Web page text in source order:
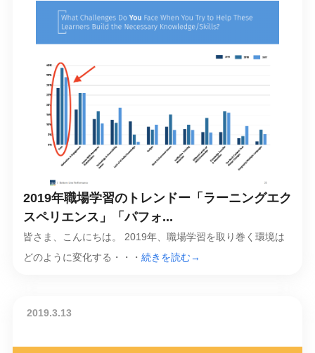
2019年職場学習のトレンドー「ラーニングエク
スペリエンス」「パフォ...
皆さま、こんにちは。 2019年、職場学習を取り巻く環境は
どのように変化する・・・ 続きを読む→
2019.3.13